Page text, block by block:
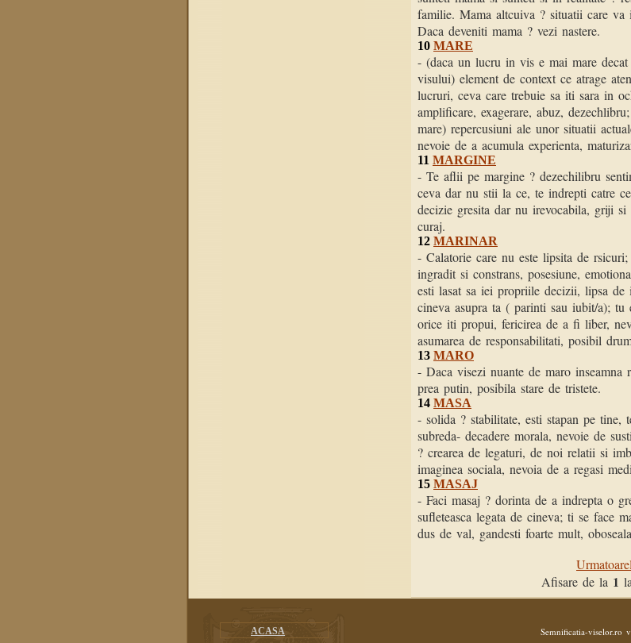
familie. Mama altcuiva ? situatii care va
Daca deveniti mama ? vezi nastere.
10 MARE
- (daca un lucru in vis e mai mare
visului) element de context ce atrage
lucruri, ceva care trebuie sa iti sara in
amplificare, exagerare, abuz,
mare) repercusiuni ale unor situatii
nevoie de a acumula experienta,
11 MARGINE
- Te aflii pe margine ? dezechilibru
ceva dar nu stii la ce, te indrepti catre
decizie gresita dar nu irevocabila, griji
curaj.
12 MARINAR
- Calatorie care nu este lipsita de
ingradit si constrans, posesiune,
esti lasat sa iei propriile decizii, lipsa de
cineva asupra ta ( parinti sau iubit/a);
orice iti propui, fericirea de a fi liber,
asumarea de responsabilitati, posibil
13 MARO
- Daca visezi nuante de maro inseamna
prea putin, posibila stare de tristete.
14 MASA
- solida ? stabilitate, esti stapan pe
subreda- decadere morala, nevoie de
? crearea de legaturi, de noi relatii si
imaginea sociala, nevoia de a regasi
15 MASAJ
- Faci masaj ? dorinta de a indrepta o
sufleteasca legata de cineva; ti se face
dus de val, gandesti foarte mult,
Afisare de la 1 la
ACASA Semnificatia-viselor.ro